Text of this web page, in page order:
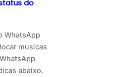
do
WhatsApp
músicas
abaixo.